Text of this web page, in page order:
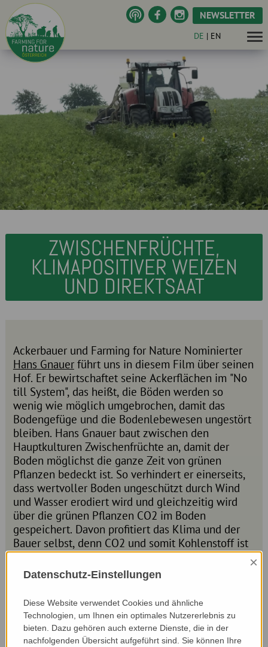
NEWSLETTER
DE | EN
ZWISCHENFRÜCHTE,
KLIMAPOSITIVER WEIZEN
UND DIREKTSAAT
Ackerbauer und Farming for Nature Nominierter
Hans Gnauerführt uns in diesem Film über seinen
Hof. Er bewirtschaftet seine Ackerflächen im "No
till System", das heißt, die Böden werden so
wenig wie möglich umgebrochen, damit das
Bodengefüge und die Bodenlebewesen ungestört
bleiben. Hans Gnauer baut zwischen den
Hauptkulturen Zwischenfrüchte an, damit der
Boden möglichst die ganze Zeit von grünen
Pflanzen bedeckt ist. So verhindert er einerseits,
dass wertvoller Boden ungeschützt durch Wind
und Wasser erodiert wird und gleichzeitig wird
über die grünen Pflanzen CO2 im Boden
gespeichert. Davon profitiert das Klima und der
Bauer selbst, denn CO2 und somit Kohlenstoff ist
ein wertvoller Dünger für die Ackerkulturen. Hans
Gnauer braucht also nur mehr wenig Dünger von
außen zuführen. So gelingt ihm bereits der Anbau
von klimapositiven Weizen, das heißt, dass durch
die Kultivierung des Weizens mehr CO2 im Boden
gespeichert wird, als durch Anbau und Ernte
ausgestoßen wird.
Datenschutz-Einstellungen
×
Diese Website verwendet Cookies und ähnliche
Technologien, um Ihnen ein optimales Nutzererlebnis zu
bieten. Dazu gehören auch externe Dienste, die in der
nachfolgenden Übersicht aufgeführt sind. Sie können Ihre